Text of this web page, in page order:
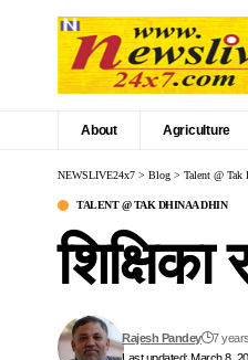
About Agriculture
NEWSLIVE24x7 > Blog > Talent @ Tak
TALENT @ TAK DHINAA DHIN
शिक्षिका
Rajesh Pandey 7